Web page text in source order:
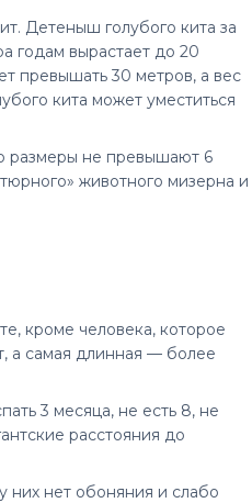
Детеныш голубого кита за
годам вырастает до 20
превышать 30 метров, а вес
кита может уместиться
размеры не превышают 6
животного мизерна и
кроме человека, которое
а самая длинная — более
3 месяца, не есть 8, не
расстояния до
них нет обоняния и слабо